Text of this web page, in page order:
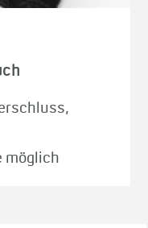
möglich